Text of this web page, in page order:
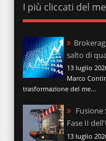
I più cliccati del
salto di
13 luglio
Marco
trasformazione del me...
Fusione
Fase II
13 luglio